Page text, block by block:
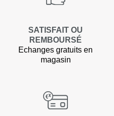
SATISFAIT OU
REMBOURSÉ
Echanges gratuits en
magasin